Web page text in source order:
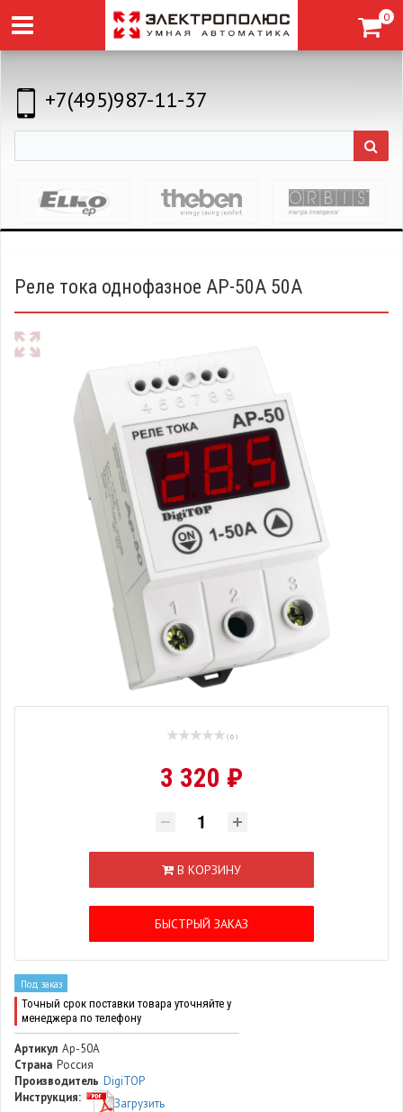
0
+7(495)987-11-37
Реле тока однофазное AP-50A 50А
( 0 )
3 320 ₽
В КОРЗИНУ
БЫСТРЫЙ ЗАКАЗ
Под заказ
Точный срок поставки товара уточняйте у
менеджера по телефону
Артикул Ap-50A
Страна Россия
Производитель DigiTOP
Инструкция:
Загрузить